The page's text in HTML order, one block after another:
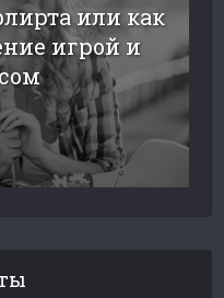
или как
игрой и